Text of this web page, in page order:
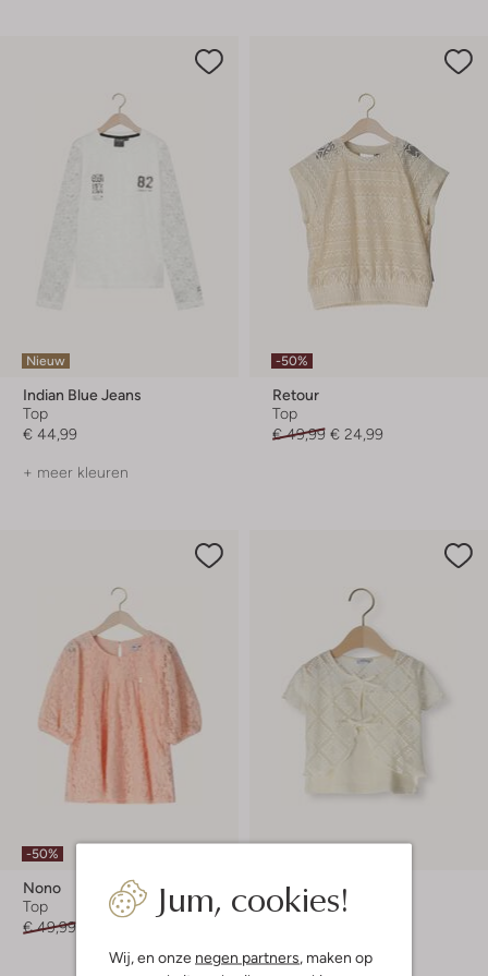
Jum, cookies!
Wij, en onze negen partners, maken op
Nieuw
Indian Blue Jeans
Top
€ 44,99
+ meer kleuren
-50%
Retour
Top
€ 49,99 € 24,99
-50%
Nono
Top
€ 49,99
Mayoral
Top